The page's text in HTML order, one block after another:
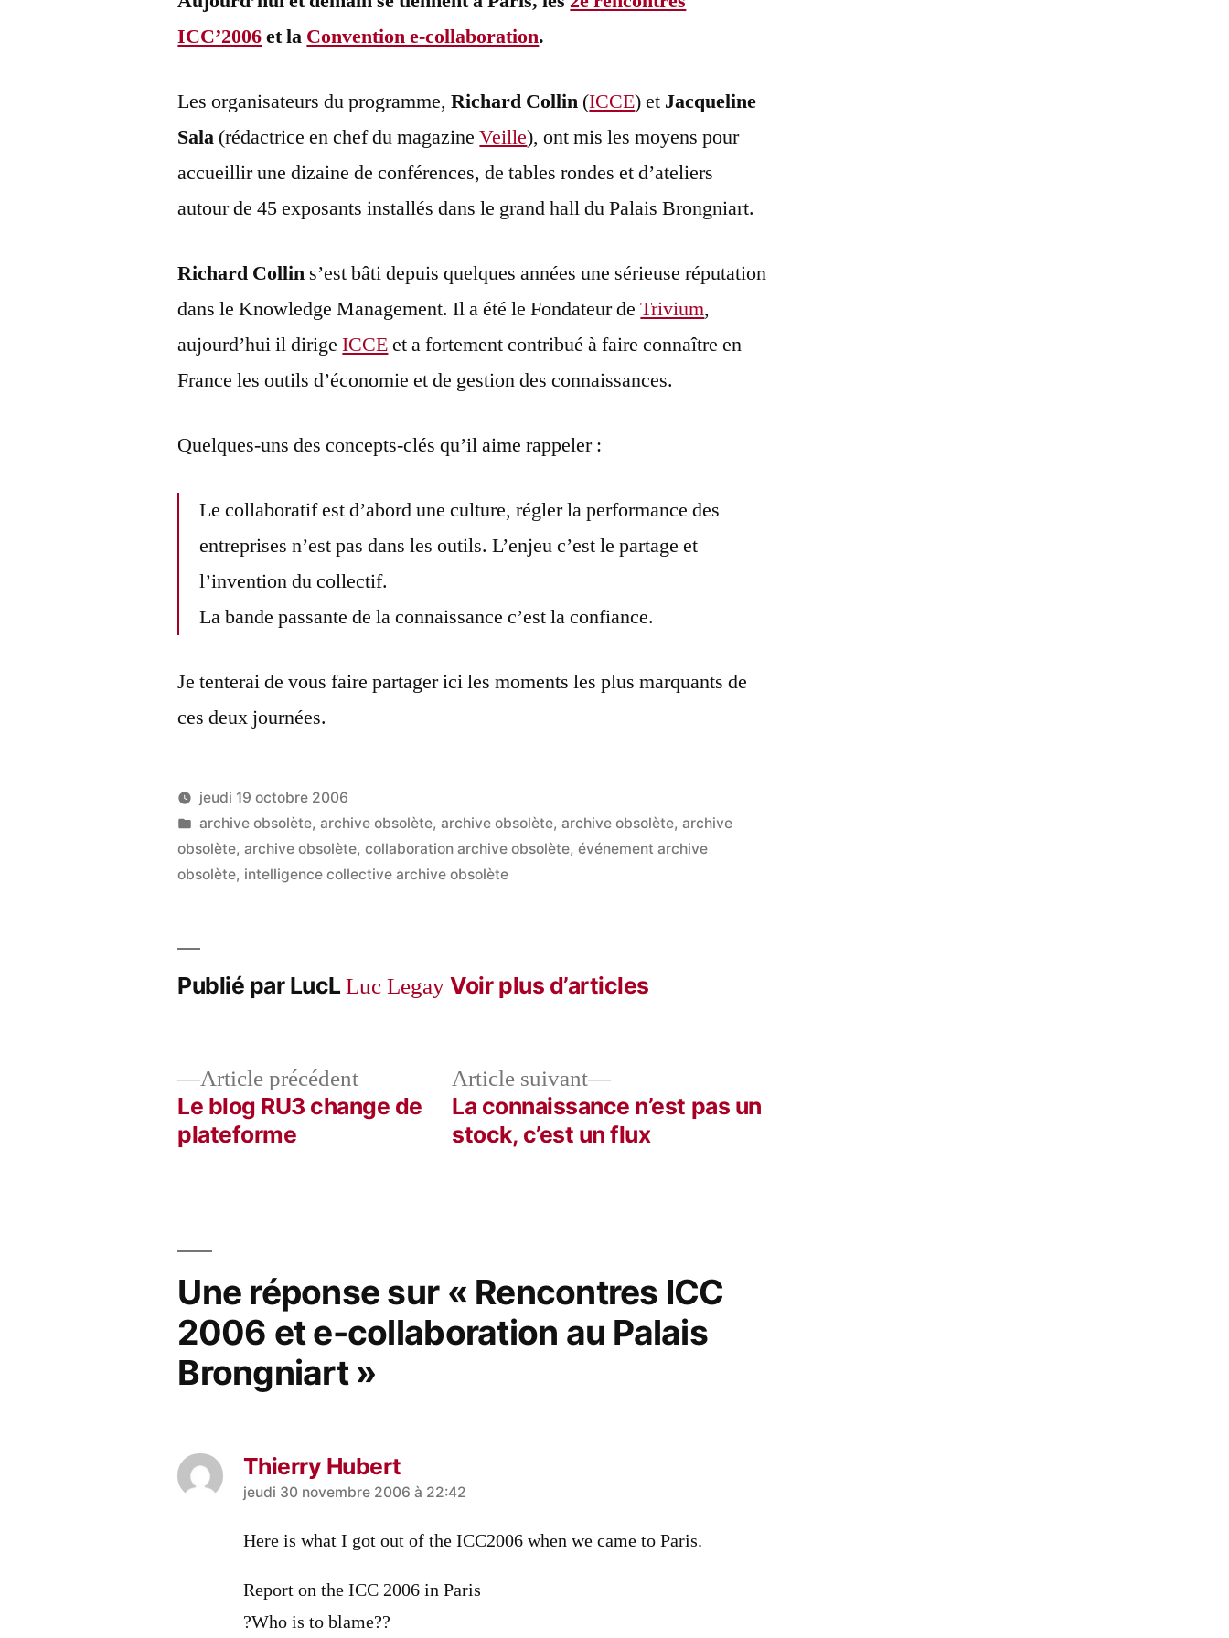
ICC’2006et la Convention e-collaboration.
Les organisateurs du programme,Richard Collin (ICCE) et Jacqueline
Sala (rédactrice en chef du magazineVeille), ont mis les moyens pour
accueillir une dizaine de conférences, de tables rondes et d’ateliers
autour de 45 exposants installés dans le grand hall du Palais Brongniart.
Richard Collin s’est bâti depuis quelques années une sérieuse réputation
dans le Knowledge Management. Il a été le Fondateur deTrivium,
aujourd’hui il dirigeICCEet a fortement contribué à faire connaître en
France les outils d’économie et de gestion des connaissances.
Quelques-uns des concepts-clés qu’il aime rappeler :
Le collaboratif est d’abord une culture, régler la performance des
entreprises n’est pas dans les outils. L’enjeu c’est le partage et
l’invention du collectif.
La bande passante de la connaissance c’est la confiance.
Je tenterai de vous faire partager ici les moments les plus marquants de
ces deux journées.
Publié
par
LucL
jeudi 19 octobre 2006
Publié
dans
archive obsolète,archive obsolète,archive obsolète,archive obsolète,archive
obsolète,archive obsolète,collaboration archive obsolète,événement archive
obsolète, intelligence collective archive obsolète
Publié par LucLLuc Legay Voir plus d’articles
Navigation
Article précédentArticle
précédent :
Le blog RU3 change de
plateforme
Article suivant
Article
suivant :
La connaissance n’est pas un
stock, c’est un flux
Une réponse sur « Rencontres ICC
2006 et e-collaboration au Palais
Brongniart »
Thierry Hubert
a
dit :
jeudi 30 novembre 2006 à 22:42
Here is what I got out of the ICC2006 when we came to Paris.
Report on the ICC 2006 in Paris
?Who is to blame??